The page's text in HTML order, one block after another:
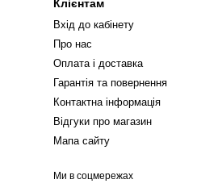
Клієнтам
Вхід до кабінету
Про нас
Оплата і доставка
Гарантія та повернення
Контактна інформація
Відгуки про магазин
Мапа сайту
Ми в соцмережах